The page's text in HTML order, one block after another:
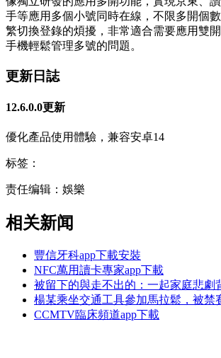
手等應用多個小號同時在線，不限多開個
繁切換登錄的煩擾，非常適合需要應用雙
手機輕鬆管理多號的問題。
更新日誌
12.6.0.0更新
優化產品使用體驗，兼容安卓14
标签：
责任编辑：娛樂
相关新闻
豐信牙科app下載安裝
NFC萬用讀卡專家app下載
被留下的與走不出的：一起家庭悲劇
楊某乘坐交通工具參加馬拉鬆，被禁
CCMTV臨床頻道app下載